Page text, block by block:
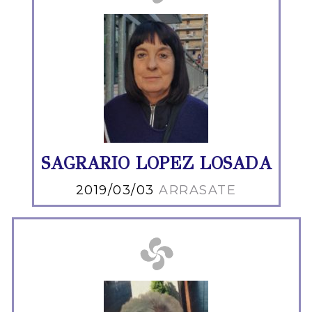
SAGRARIO LOPEZ LOSADA
2019/03/03 ARRASATE